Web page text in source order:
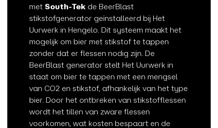
met South-Tek de BeerBlast
stikstofgenerator geïnstalleerd bij Het
Uurwerk in Hengelo. Dit systeem maakt het
mogelijk om bier met stikstof te tappen
zonder dat er flessen nodig zijn. De
BeerBlast generator stelt Het Uurwerk in
staat om bier te tappen met een mengsel
van CO2 en stikstof, afhankelijk van het type
bier. Door het ontbreken van stikstofflessen
wordt het tillen van zware flessen
voorkomen, wat kosten bespaart en de